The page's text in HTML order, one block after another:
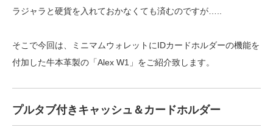
ラジャラと硬貨を入れておかなくても済むのですが…..
そこで今回は、ミニマムウォレットにIDカードホルダーの機能を
付加した牛本革製の「Alex W1」をご紹介致します。
プルタブ付きキャッシュ＆カードホルダー